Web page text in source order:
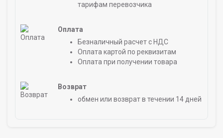
тарифам перевозчика
Оплата
Безналичный расчет с НДС
Оплата картой по реквизитам
Оплата при получении товара
Возврат
обмен или возврат в течении 14 дней